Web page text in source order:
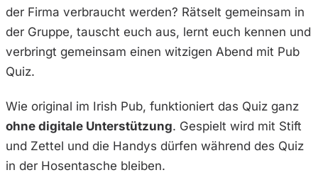
der Firma verbraucht werden? Rätselt gemeinsam in
der Gruppe, tauscht euch aus, lernt euch kennen und
verbringt gemeinsam einen witzigen Abend mit Pub
Quiz.
Wie original im Irish Pub, funktioniert das Quiz ganz
ohne digitale Unterstützung. Gespielt wird mit Stift
und Zettel und die Handys dürfen während des Quiz
in der Hosentasche bleiben.